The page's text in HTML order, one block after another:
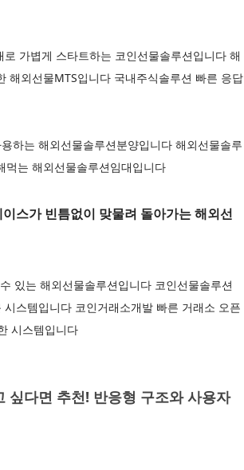
가볍게 스타트하는 코인선물솔루션입니다 해
해외선물MTS입니다 국내주식솔루션 빠른 응답
하는 해외선물솔루션분양입니다 해외선물솔루
는 해외선물솔루션임대입니다
스가 빈틈없이 맞물려 돌아가는 해외선
있는 해외선물솔루션입니다 코인선물솔루션
스템입니다 코인거래소개발 빠른 거래소 오픈
시스템입니다
다면 추천! 반응형 구조와 사용자